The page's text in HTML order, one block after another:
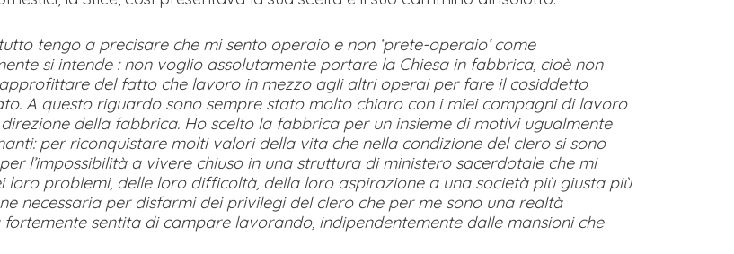
tengo a precisare che mi sento operaio e non ‘prete-operaio’ come
si intende : non voglio assolutamente portare la Chiesa in fabbrica, cioè non
del fatto che lavoro in mezzo agli altri operai per fare il cosiddetto
A questo riguardo sono sempre stato molto chiaro con i miei compagni di lavoro
della fabbrica. Ho scelto la fabbrica per un insieme di motivi ugualmente
per riconquistare molti valori della vita che nella condizione del clero si sono
l’impossibilità a vivere chiuso in una struttura di ministero sacerdotale che mi
problemi, delle loro difficoltà, della loro aspirazione a una società più giusta più
necessaria per disfarmi dei privilegi del clero che per me sono una realtà
fortemente sentita di campare lavorando, indipendentemente dalle mansioni che